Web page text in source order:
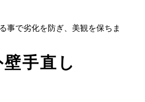
事で劣化を防ぎ、美観を保ちま
壁手直し